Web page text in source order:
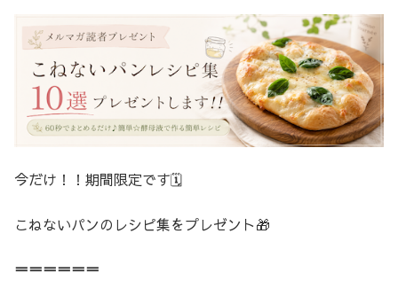
今だけ！！期間限定です🗓️
こねないパンのレシピ集をプレゼント🎁
＝＝＝＝＝＝